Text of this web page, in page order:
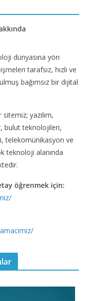
dünyasına yön
tarafsız, hızlı ve
bağımsız bir dijital
yazılım,
bulut teknolojileri,
telekomünikasyon ve
teknoloji alanında
öğrenmek için: